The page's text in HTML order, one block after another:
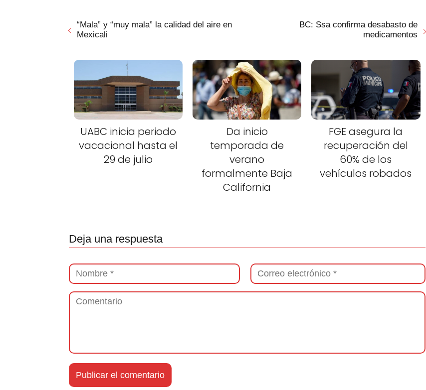
“Mala” y “muy mala” la calidad del aire en
Mexicali
BC: Ssa confirma desabasto de
medicamentos
UABC inicia periodo
vacacional hasta el
29 de julio
Da inicio
temporada de
verano
formalmente Baja
California
FGE asegura la
recuperación del
60% de los
vehículos robados
Deja una respuesta